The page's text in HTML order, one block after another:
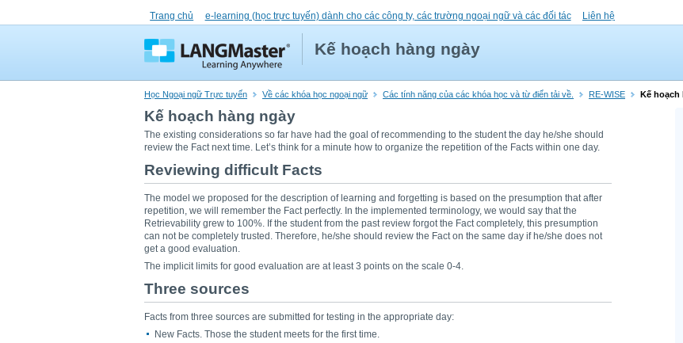
Trang chủ e-learning (học trực tuyến) dành cho các công ty, các trường ngoại ngữ và các đối tác Liên hệ
Kế hoạch hàng ngày
Học Ngoại ngữ Trực tuyến Về các khóa học ngoại ngữ Các tính năng của các khóa học và từ điển tải về. RE-WISE Kế hoạch
Kế hoạch hàng ngày
The existing considerations so far have had the goal of recommending to the student the day he/she should
review the Fact next time. Let’s think for a minute how to organize the repetition of the Facts within one day.
Reviewing difficult Facts
The model we proposed for the description of learning and forgetting is based on the presumption that after
repetition, we will remember the Fact perfectly. In the implemented terminology, we would say that the
Retrievability grew to 100%. If the student from the past review forgot the Fact completely, this presumption
can not be completely trusted. Therefore, he/she should review the Fact on the same day if he/she does not
get a good evaluation.
The implicit limits for good evaluation are at least 3 points on the scale 0-4.
Three sources
Facts from three sources are submitted for testing in the appropriate day:
New Facts. Those the student meets for the first time.